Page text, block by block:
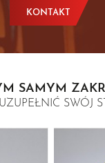
KONTAKT
SAMYM
SWÓJ